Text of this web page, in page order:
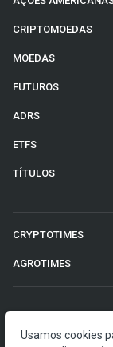
CRIPTOMOEDAS
MOEDAS
FUTUROS
ADRS
ETFS
TÍTULOS
CRYPTOTIMES
AGROTIMES
Usamos cookies